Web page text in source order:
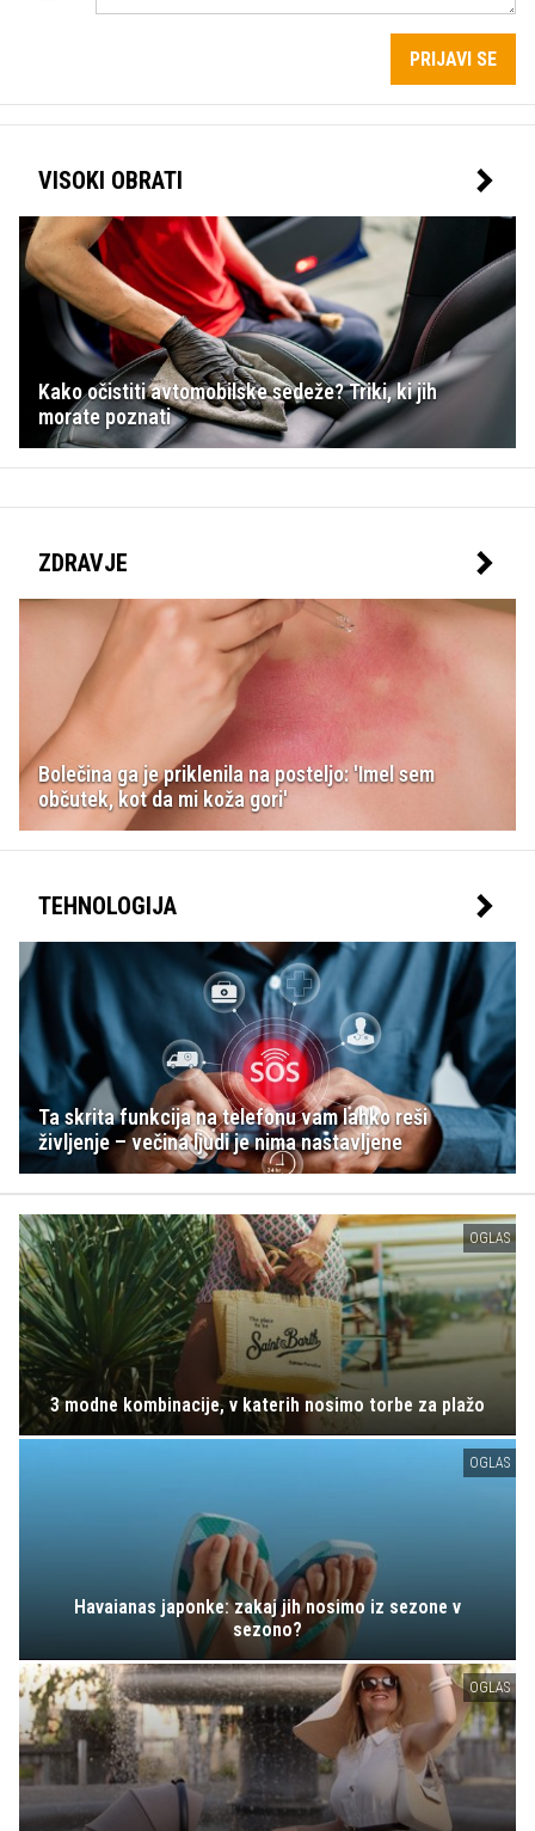
PRIJAVI SE
VISOKI OBRATI
Kako očistiti avtomobilske sedeže? Triki, ki jih
morate poznati
ZDRAVJE
Bolečina ga je priklenila na posteljo: 'Imel sem
občutek, kot da mi koža gori'
TEHNOLOGIJA
Ta skrita funkcija na telefonu vam lahko reši
življenje – večina ljudi je nima nastavljene
OGLAS
3 modne kombinacije, v katerih nosimo torbe za plažo
OGLAS
Havaianas japonke: zakaj jih nosimo iz sezone v
sezono?
OGLAS